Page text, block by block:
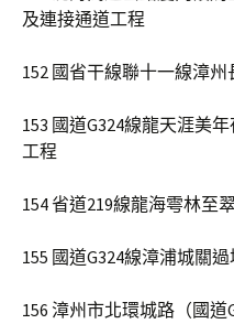
及連接通道工程
152 國省干線聯十一線漳
153 國道G324線龍天涯美
工程
154 省道219線龍海雩林至
155 國道G324線漳浦城關
156 漳州市北環城路（國道